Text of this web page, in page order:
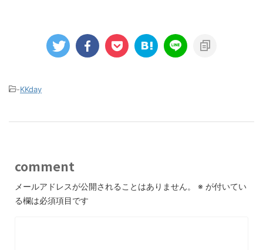
-KKday
comment
メールアドレスが公開されることはありません。 ※ が付いてい
る欄は必須項目です